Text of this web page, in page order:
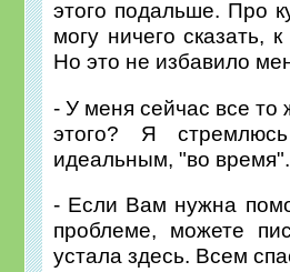
этого подальше. Про
могу ничего сказать,
Но это не избавило
- У меня сейчас все то
этого? Я
идеальным, "во время".
- Если Вам нужна
проблеме, можете
устала здесь. Всем